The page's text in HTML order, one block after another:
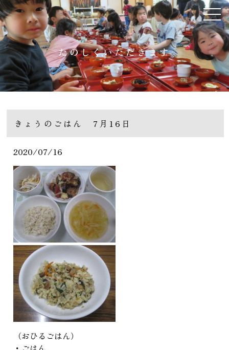
たのしくいただきます
きょうのごはん 7月16日
2020/07/16
（おひるごはん）